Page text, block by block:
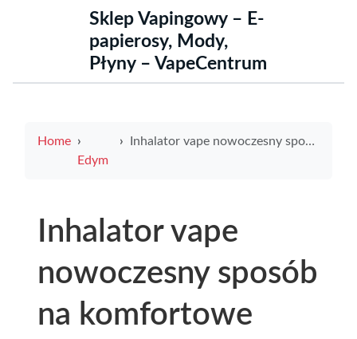
Sklep Vapingowy – E-
papierosy, Mody,
Płyny – VapeCentrum
Home
Edym
Inhalator vape nowoczesny sposób na komfortowe wapowanie
Inhalator vape
nowoczesny sposób
na komfortowe